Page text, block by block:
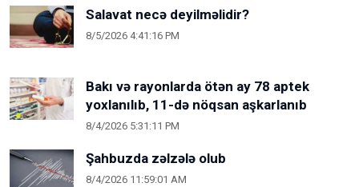
Salavat necə deyilməlidir?
8/5/2026 4:41:16 PM
Bakı və rayonlarda ötən ay 78 aptek
yoxlanılıb, 11-də nöqsan aşkarlanıb
8/4/2026 5:31:11 PM
Şahbuzda zəlzələ olub
8/4/2026 11:59:01 AM